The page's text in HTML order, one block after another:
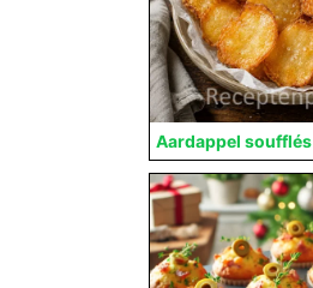
Aardappel soufflés